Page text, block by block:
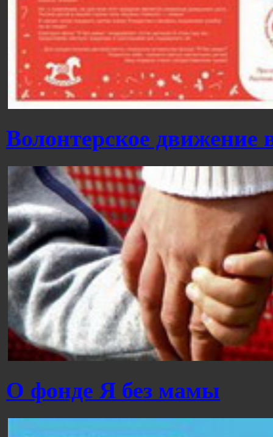
Волонтерское движение
О фонде Я без мамы